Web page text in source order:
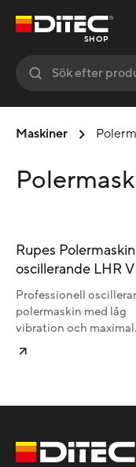
SHOP
Maskiner
Rupes Polermaskin
oscillerande LHR V
Professionell
polermaskin med låg
vibration och maximal
kontroll